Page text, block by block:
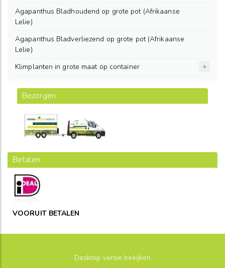
Agapanthus Bladhoudend op grote pot (Afrikaanse
Lelie)
Agapanthus Bladverliezend op grote pot (Afrikaanse
Lelie)
Klimplanten in grote maat op container
Bezorgen
Betalen
VOORUIT BETALEN
Desktop versie bekijken